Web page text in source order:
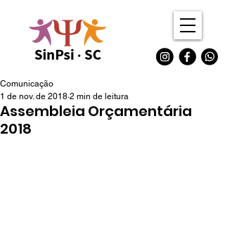
Assembleia Orçamentária
2018
Comunicação
1 de nov. de 2018 2 min de leitura